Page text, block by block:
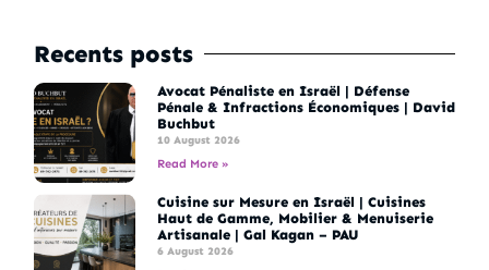
Recents posts
Avocat Pénaliste en Israël | Défense
Pénale & Infractions Économiques | David
Buchbut
10 August 2026
Read More »
Cuisine sur Mesure en Israël | Cuisines
Haut de Gamme, Mobilier & Menuiserie
Artisanale | Gal Kagan – PAU
6 August 2026